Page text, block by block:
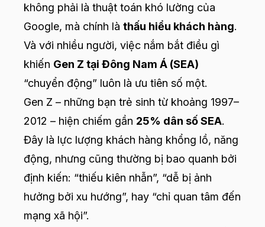
không phải là thuật toán khó lường của
Google, mà chính là thấu hiểu khách hàng.
Và với nhiều người, việc nắm bắt điều gì
khiến Gen Z tại Đông Nam Á (SEA)
“chuyển động” luôn là ưu tiên số một.
Gen Z – những bạn trẻ sinh từ khoảng 1997–
2012 – hiện chiếm gần 25% dân số SEA.
Đây là lực lượng khách hàng khổng lồ, năng
động, nhưng cũng thường bị bao quanh bởi
định kiến: “thiếu kiên nhẫn”, “dễ bị ảnh
hưởng bởi xu hướng”, hay “chỉ quan tâm đến
mạng xã hội”.